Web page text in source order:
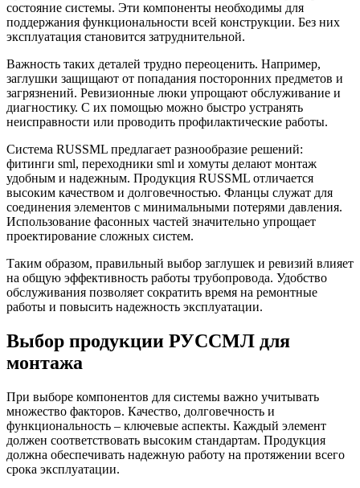
состояние системы. Эти компоненты необходимы для
поддержания функциональности всей конструкции. Без них
эксплуатация становится затруднительной.
Важность таких деталей трудно переоценить. Например,
заглушки защищают от попадания посторонних предметов и
загрязнений. Ревизионные люки упрощают обслуживание и
диагностику. С их помощью можно быстро устранять
неисправности или проводить профилактические работы.
Система RUSSML предлагает разнообразие решений:
фитинги sml, переходники sml и хомуты делают монтаж
удобным и надежным. Продукция RUSSML отличается
высоким качеством и долговечностью. Фланцы служат для
соединения элементов с минимальными потерями давления.
Использование фасонных частей значительно упрощает
проектирование сложных систем.
Таким образом, правильный выбор заглушек и ревизий влияет
на общую эффективность работы трубопровода. Удобство
обслуживания позволяет сократить время на ремонтные
работы и повысить надежность эксплуатации.
Выбор продукции РУССМЛ для
монтажа
При выборе компонентов для системы важно учитывать
множество факторов. Качество, долговечность и
функциональность – ключевые аспекты. Каждый элемент
должен соответствовать высоким стандартам. Продукция
должна обеспечивать надежную работу на протяжении всего
срока эксплуатации.